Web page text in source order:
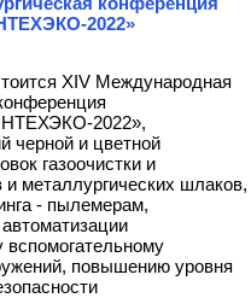
2022»
XIV Международная
2022»,
черной и цветной
газоочистки и
и металлургических шлаков,
- пылемерам,
вспомогательному
повышению уровня